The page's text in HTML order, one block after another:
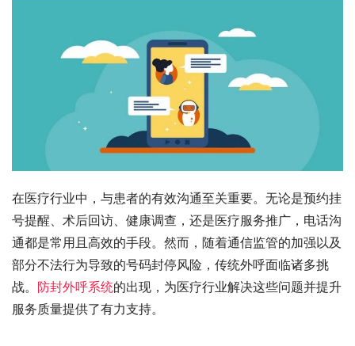
在医疗行业中，与患者的有效沟通至关重要。无论是预约挂
号提醒、术后回访、健康调查，还是医疗服务推广，电话沟
通都是常用且高效的手段。然而，随着通信监管的加强以及
部分不法行为导致的号码封停风险，传统外呼面临诸多挑
战。 防封外呼系统的出现，为医疗行业解决这些问题并提升
服务质量提供了有力支持。